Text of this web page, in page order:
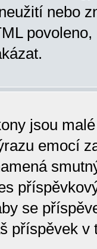
nebo
jsou
emocí
se
příspěvek v